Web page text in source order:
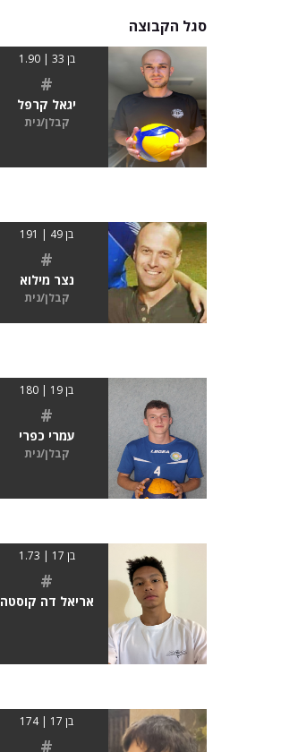
סגל הקבוצה
בן 33 | 1.90
#
יגאל קרפל
קבלן/נית
בן 49 | 191
#
נצר מילוא
קבלן/נית
בן 19 | 180
#
עמרי כפרי
קבלן/נית
בן 17 | 1.73
#
אריאל דה קוסטה
בן 17 | 174
#